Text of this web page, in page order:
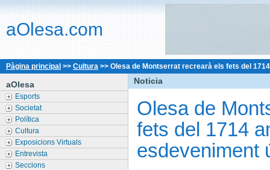
aOlesa.com
Pàgina principal >> Cultura >> Olesa de Montserrat recrearà els fets del
aOlesa
Esports
Societat
Política
Cultura
Exposicions Virtuals
Entrevista
Seccions
Noticia
Olesa de
fets del 1714
esdeveniment